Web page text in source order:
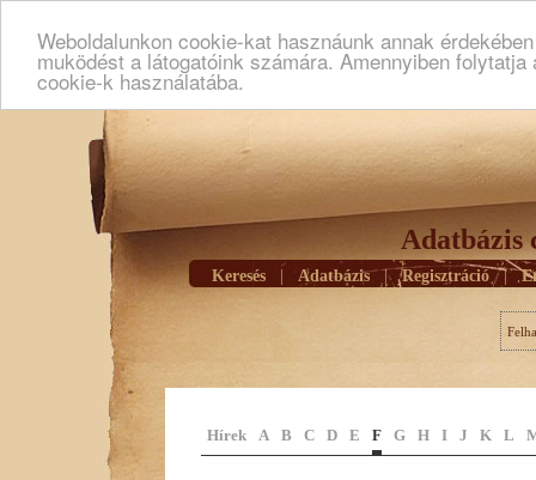
Weboldalunkon cookie-kat hasznáunk annak
muködést a látogatóink számára. Amennyiben
cookie-k használatába.
Adatbázis
Keresés Adatbázis | Regisztráció |
Hírek A B C D E F G H I J K L